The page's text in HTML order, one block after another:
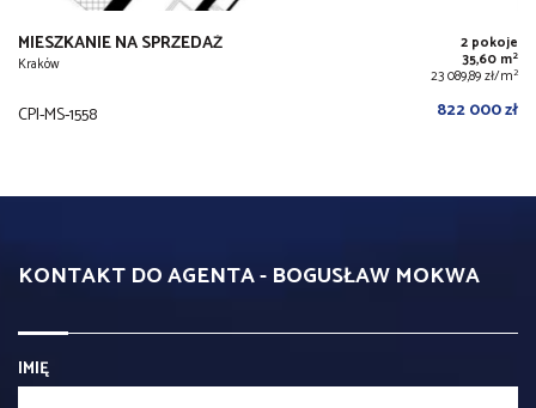
MIESZKANIE NA SPRZEDAŻ
Kraków
2 pokoje
35,60 m2
23 089,89 zł/m2
CPI-MS-1558 822 000 zł
KONTAKT DO AGENTA - BOGUSŁAW MOKWA
IMIĘ